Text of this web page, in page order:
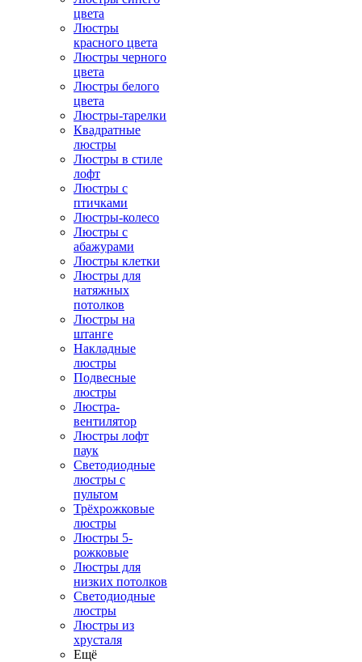
цвета
Люстры
красного цвета
Люстры черного
цвета
Люстры белого
цвета
Люстры-тарелки
Квадратные
люстры
Люстры в стиле
лофт
Люстры с
птичками
Люстры-колесо
Люстры с
абажурами
Люстры клетки
Люстры для
натяжных
потолков
Люстры на
штанге
Накладные
люстры
Подвесные
люстры
Люстра-
вентилятор
Люстры лофт
паук
Светодиодные
люстры с
пультом
Трёхрожковые
люстры
Люстры 5-
рожковые
Люстры для
низких потолков
Cветодиодные
люстры
Люстры из
хрусталя
Ещё